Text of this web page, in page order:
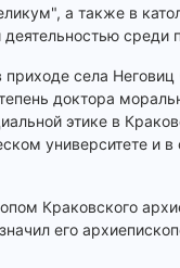
а также в
среди
села
доктора
этике в
университете и
Краковского
его